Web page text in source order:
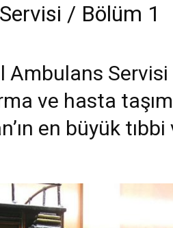
/ Bölüm 1
Servisi
ve hasta
en büyük